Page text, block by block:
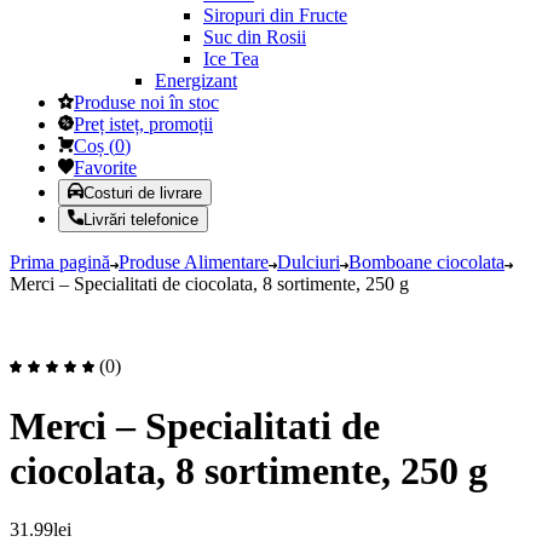
Siropuri din Fructe
Suc din Rosii
Ice Tea
Energizant
Produse noi în stoc
Preț isteț, promoții
Coș (0)
Favorite
Costuri de livrare
Livrări telefonice
Prima pagină Produse Alimentare Dulciuri Bomboane ciocolata
Merci – Specialitati de ciocolata, 8 sortimente, 250 g
(0)
Merci – Specialitati de
ciocolata, 8 sortimente, 250 g
31.99lei